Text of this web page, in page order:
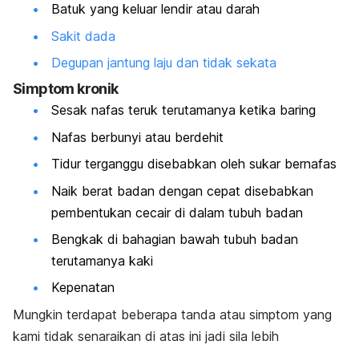
Batuk yang keluar lendir atau darah
Sakit dada
Degupan jantung laju dan tidak sekata
Simptom kronik
Sesak nafas teruk terutamanya ketika baring
Nafas berbunyi atau berdehit
Tidur terganggu disebabkan oleh sukar bernafas
Naik berat badan dengan cepat disebabkan
pembentukan cecair di dalam tubuh badan
Bengkak di bahagian bawah tubuh badan
terutamanya kaki
Kepenatan
Mungkin terdapat beberapa tanda atau simptom yang
kami tidak senaraikan di atas ini jadi sila lebih